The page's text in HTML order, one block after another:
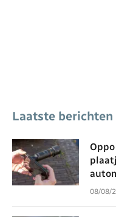
Laatste berichten
08/08/